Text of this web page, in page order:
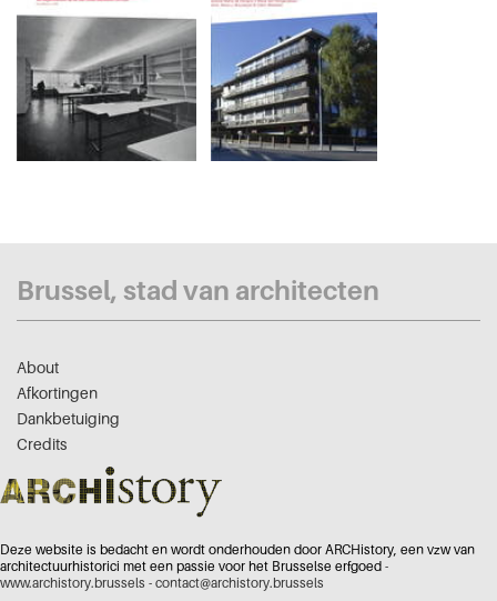
Brussel, stad van architecten
About
Afkortingen
Dankbetuiging
Credits
Deze website is bedacht en wordt onderhouden door ARCHistory, een vzw van
architectuurhistorici met een passie voor het Brusselse erfgoed -
www.archistory.brussels - contact@archistory.brussels